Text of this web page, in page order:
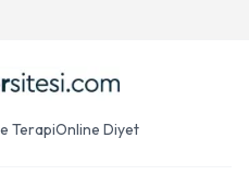
TerapiOnline Diyet